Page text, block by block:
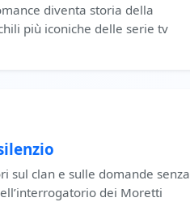
diventa storia della
più iconiche delle serie tv
sul clan e sulle domande senza
dei Moretti